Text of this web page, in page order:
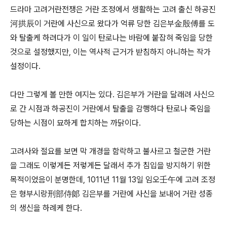
드라마 고려거란전쟁은 거란 조정에서 생활하는 고려 출신 하공진
河拱辰이 거란에 사신으로 왔다가 억류 당한 김은부金殷傅를 도
와 탈출케 하려다가 이 일이 탄로나는 바람에 붙잡혀 죽임을 당한
것으로 설정했지만, 이는 역사적 근거가 받침하지 아니하는 작가
설정이다.
다만 그렇게 볼 만한 여지는 있다. 김은부가 거란을 달래려 사신으
로 간 시점과 하공진이 거란에서 탈출을 감행하다 탄로나 죽임을
당하는 시점이 묘하게 합치하는 까닭이다.
고려사와 절요를 보면 막 개경을 함락하고 불사르고 철군한 거란
을 그래도 이렇게든 저렇게든 달래서 추가 침입을 방지하기 위한
목적이었음이 분명한데, 1011년 11월 13일 임오壬午에 고려 조정
은 형부시랑刑部侍郞 김은부를 거란에 사신을 보내어 거란 성종
의 생신을 하례케 한다.